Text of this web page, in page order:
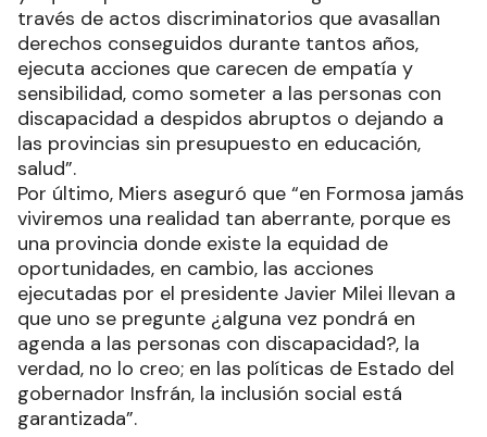
través de actos discriminatorios que avasallan
derechos conseguidos durante tantos años,
ejecuta acciones que carecen de empatía y
sensibilidad, como someter a las personas con
discapacidad a despidos abruptos o dejando a
las provincias sin presupuesto en educación,
salud”.
Por último, Miers aseguró que “en Formosa jamás
viviremos una realidad tan aberrante, porque es
una provincia donde existe la equidad de
oportunidades, en cambio, las acciones
ejecutadas por el presidente Javier Milei llevan a
que uno se pregunte ¿alguna vez pondrá en
agenda a las personas con discapacidad?, la
verdad, no lo creo; en las políticas de Estado del
gobernador Insfrán, la inclusión social está
garantizada”.